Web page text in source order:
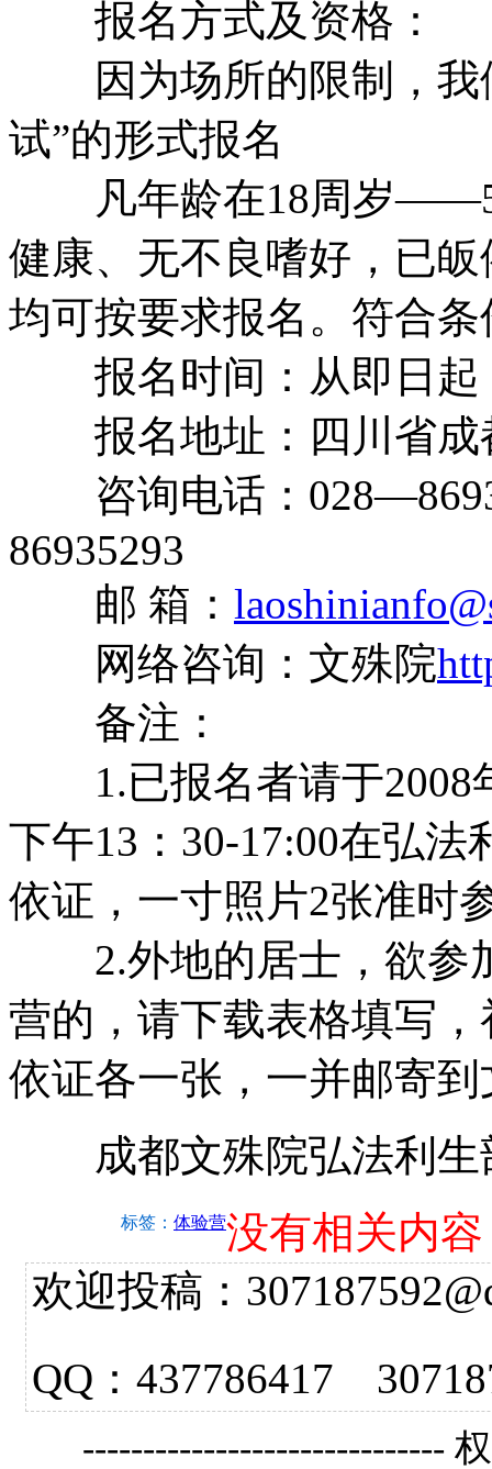
报名方式及资格：
因为场所的限制，我
试”的形式报名
凡年龄在18周岁
健康、无不良嗜好，已
均可按要求报名。符合
报名时间：从即日起
报名地址：四川省成
咨询电话：
86935293
邮 箱：
网络咨询：文殊院
备注：
1.已报名者请于2008
下午13：30-17:00在弘
依证，一寸照片2张准时
2.外地的居士，欲参
营的，请下载表格填写
依证各一张，一并邮寄
成都文殊院弘法利生
标签： 体验营没有相关内容
欢迎投稿：
QQ：437786417
------------------------------